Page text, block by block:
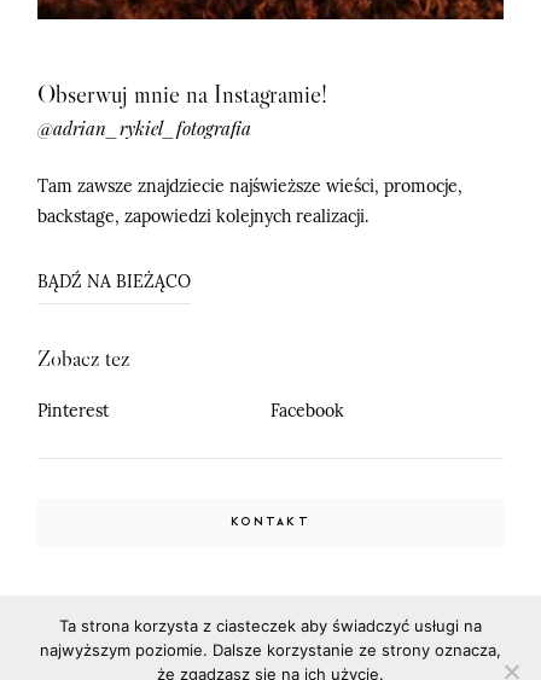
Obserwuj mnie na Instagramie!
@adrian_rykiel_fotografia
Tam zawsze znajdziecie najświeższe wieści, promocje,
backstage, zapowiedzi kolejnych realizacji.
BĄDŹ NA BIEŻĄCO
Zobacz tez
Pinterest Facebook
KONTAKT
©2026 Adrian Rykiel Fotografia
Fotografia Ślubna Siedlce, Warszawa, Mińsk Mazowiecki, Sulejówek
Ta strona korzysta z ciasteczek aby świadczyć usługi na
najwyższym poziomie. Dalsze korzystanie ze strony oznacza,
że zgadzasz się na ich użycie.